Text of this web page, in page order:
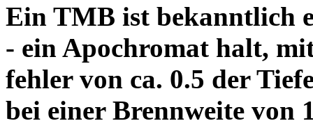
Ein TMB ist bekanntlich
- ein Apochromat halt,
fehler von ca. 0.5 der
bei einer Brennweite von